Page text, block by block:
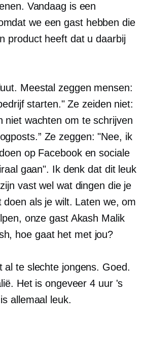
Vandaag is een
we een gast hebben die
product heeft dat u daarbij
Meestal zeggen mensen:
starten." Ze zeiden niet:
niet wachten om te schrijven
Ze zeggen: "Nee, ik
op Facebook en sociale
gaan". Ik denk dat dit leuk
vast wel wat dingen die je
doen als je wilt. Laten we, om
onze gast Akash Malik
hoe gaat het met jou?
al te slechte jongens. Goed.
Het is ongeveer 4 uur 's
allemaal leuk.